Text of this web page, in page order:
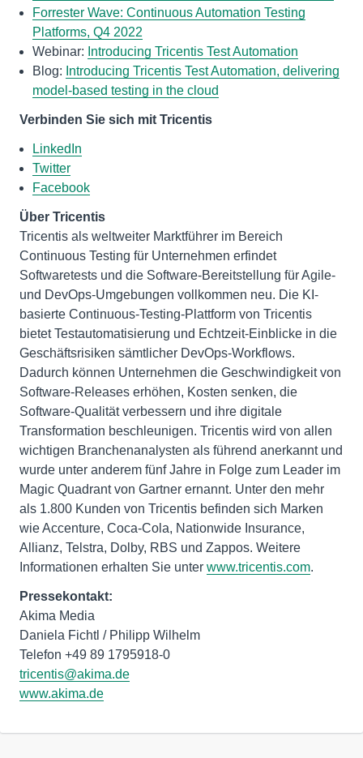
Forrester Wave: Continuous Automation Testing
Platforms, Q4 2022
Webinar: Introducing Tricentis Test Automation
Blog: Introducing Tricentis Test Automation, delivering
model-based testing in the cloud
Verbinden Sie sich mit Tricentis
LinkedIn
Twitter
Facebook
Über Tricentis
Tricentis als weltweiter Marktführer im Bereich
Continuous Testing für Unternehmen erfindet
Softwaretests und die Software-Bereitstellung für Agile-
und DevOps-Umgebungen vollkommen neu. Die KI-
basierte Continuous-Testing-Plattform von Tricentis
bietet Testautomatisierung und Echtzeit-Einblicke in die
Geschäftsrisiken sämtlicher DevOps-Workflows.
Dadurch können Unternehmen die Geschwindigkeit von
Software-Releases erhöhen, Kosten senken, die
Software-Qualität verbessern und ihre digitale
Transformation beschleunigen. Tricentis wird von allen
wichtigen Branchenanalysten als führend anerkannt und
wurde unter anderem fünf Jahre in Folge zum Leader im
Magic Quadrant von Gartner ernannt. Unter den mehr
als 1.800 Kunden von Tricentis befinden sich Marken
wie Accenture, Coca-Cola, Nationwide Insurance,
Allianz, Telstra, Dolby, RBS und Zappos. Weitere
Informationen erhalten Sie unter www.tricentis.com.
Pressekontakt:
Akima Media
Daniela Fichtl / Philipp Wilhelm
tricentis@akima.de
www.akima.de